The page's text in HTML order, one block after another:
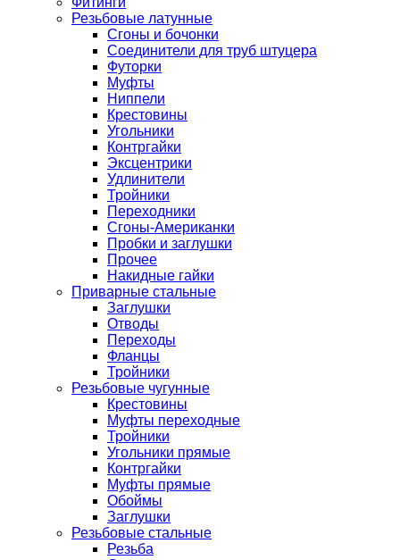
Резьбовые латунные
Сгоны и бочонки
Соединители для труб штуцера
Футорки
Муфты
Ниппели
Крестовины
Угольники
Контргайки
Эксцентрики
Удлинители
Тройники
Переходники
Сгоны-Американки
Пробки и заглушки
Прочее
Накидные гайки
Приварные стальные
Заглушки
Отводы
Переходы
Фланцы
Тройники
Резьбовые чугунные
Крестовины
Муфты переходные
Тройники
Угольники прямые
Контргайки
Муфты прямые
Обоймы
Заглушки
Резьбовые стальные
Резьба